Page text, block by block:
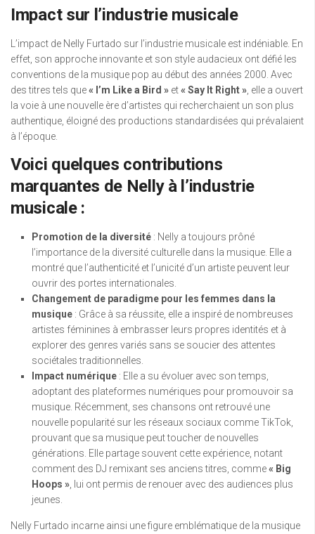
Impact sur l’industrie musicale
L’impact de Nelly Furtado sur l’industrie musicale est indéniable. En
effet, son approche innovante et son style audacieux ont défié les
conventions de la musique pop au début des années 2000. Avec
des titres tels que« I’m Like a Bird » et« Say It Right » , elle a ouvert
la voie à une nouvelle ère d’artistes qui recherchaient un son plus
authentique, éloigné des productions standardisées qui prévalaient
à l’époque.
Voici quelques contributions
marquantes de Nelly à l’industrie
musicale :
Promotion de la diversité : Nelly a toujours prôné
l’importance de la diversité culturelle dans la musique. Elle a
montré que l’authenticité et l’unicité d’un artiste peuvent leur
ouvrir des portes internationales.
Changement de paradigme pour les femmes dans la
musique : Grâce à sa réussite, elle a inspiré de nombreuses
artistes féminines à embrasser leurs propres identités et à
explorer des genres variés sans se soucier des attentes
sociétales traditionnelles.
Impact numérique : Elle a su évoluer avec son temps,
adoptant des plateformes numériques pour promouvoir sa
musique. Récemment, ses chansons ont retrouvé une
nouvelle popularité sur les réseaux sociaux comme TikTok,
prouvant que sa musique peut toucher de nouvelles
générations. Elle partage souvent cette expérience, notant
comment des DJ remixant ses anciens titres, comme« Big
Hoops » , lui ont permis de renouer avec des audiences plus
jeunes.
Nelly Furtado incarne ainsi une figure emblématique de la musique